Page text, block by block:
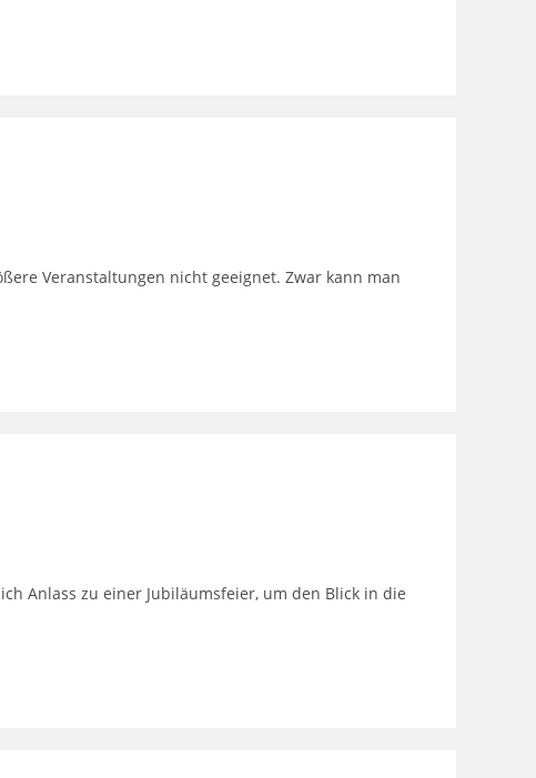
Veranstaltungen nicht geeignet. Zwar kann man
Anlass zu einer Jubiläumsfeier, um den Blick in die